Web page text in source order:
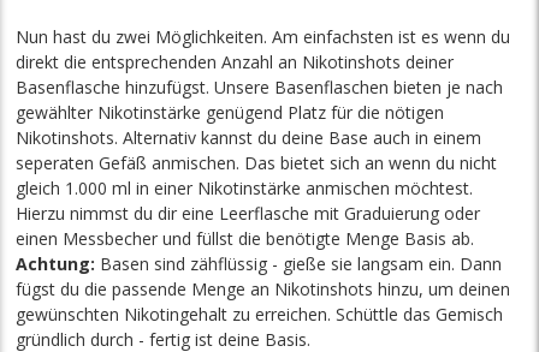
Nun hast du zwei Möglichkeiten. Am einfachsten ist es wenn du
direkt die entsprechenden Anzahl an Nikotinshots deiner
Basenflasche hinzufügst. Unsere Basenflaschen bieten je nach
gewählter Nikotinstärke genügend Platz für die nötigen
Nikotinshots. Alternativ kannst du deine Base auch in einem
seperaten Gefäß anmischen. Das bietet sich an wenn du nicht
gleich 1.000 ml in einer Nikotinstärke anmischen möchtest.
Hierzu nimmst du dir eine Leerflasche mit Graduierung oder
einen Messbecher und füllst die benötigte Menge Basis ab.
Achtung: Basen sind zähflüssig - gieße sie langsam ein. Dann
fügst du die passende Menge an Nikotinshots hinzu, um deinen
gewünschten Nikotingehalt zu erreichen. Schüttle das Gemisch
gründlich durch - fertig ist deine Basis.